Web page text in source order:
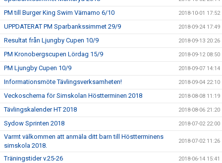
PM till Burger King Swim Värnamo 6/10 2018-10-01 17:52
UPPDATERAT PM Sparbankssimmet 29/9 2018-09-24 17:49
Resultat från Ljungby Cupen 10/9 2018-09-13 20:26
PM Kronobergscupen Lördag 15/9 2018-09-12 08:50
PM Ljungby Cupen 10/9 2018-09-07 14:14
Informationsmöte Tävlingsverksamheten! 2018-09-04 22:10
Veckoschema för Simskolan Höstterminen 2018 2018-08-08 11:19
Tävlingskalender HT 2018 2018-08-06 21:20
Sydow Sprinten 2018 2018-07-02 22:00
Varmt välkommen att anmäla ditt barn till Höstterminens
simskola 2018.
2018-07-02 11:26
Träningstider v.25-26 2018-06-14 15:41